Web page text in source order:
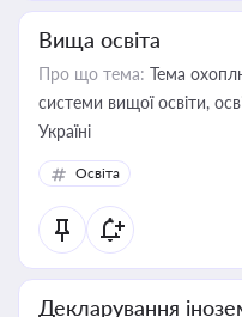
Вища освіта
Про що тема: Тема
системи вищої освіти,
Україні
Освіта
Декларування